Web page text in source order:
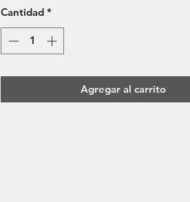
Cantidad *
Agregar al carrito